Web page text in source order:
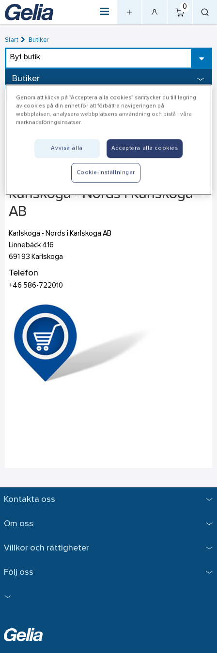
0
Start Butiker
Byt butik
Butiker
Karlskoga - Nords i Karlskoga
AB
Karlskoga - Nords i Karlskoga AB
Linnebäck 416
691 93 Karlskoga
Telefon
+46 586-722010
Kontakta oss
Om oss
Villkor och rättigheter
Följ oss
Genom att klicka på "Acceptera alla cookies" samtycker du till lagring
av cookies på din enhet för att förbättra navigeringen på
webbplatsen, analysera webbplatsens användning och bistå i våra
marknadsföringsinsatser.
Avvisa alla Acceptera alla cookies
Cookie-inställningar